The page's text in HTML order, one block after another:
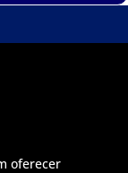
oferecer